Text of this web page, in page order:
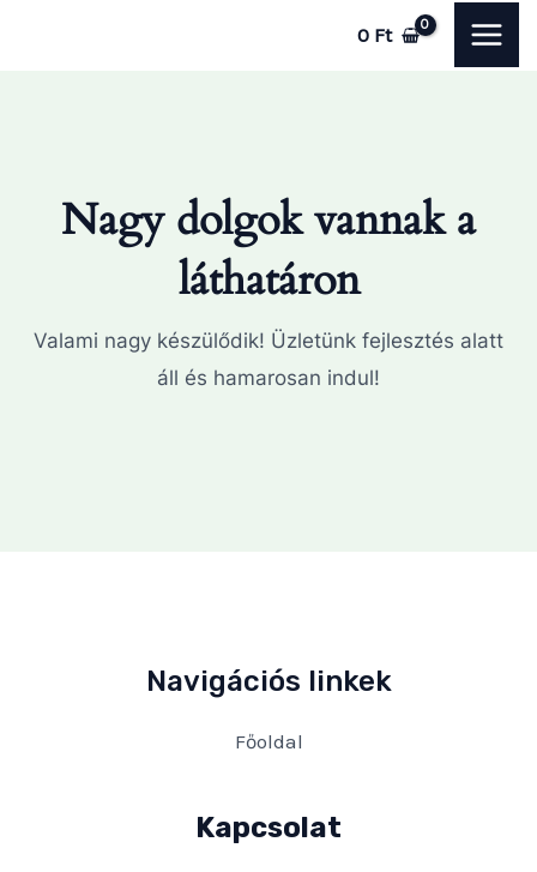
0 Ft
Nagy dolgok vannak a
láthatáron
Valami nagy készülődik! Üzletünk fejlesztés alatt
áll és hamarosan indul!
Navigációs linkek
Főoldal
Kapcsolat